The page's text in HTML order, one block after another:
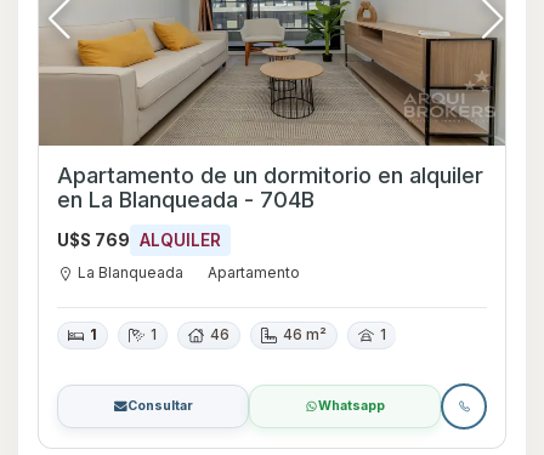
Apartamento de un dormitorio en alquiler
en La Blanqueada - 704B
U$S 769 ALQUILER
La Blanqueada Apartamento
1 1 46 46 m² 1
Consultar Whatsapp